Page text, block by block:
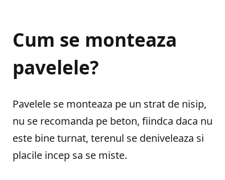
Cum se monteaza
pavelele?
Pavelele se monteaza pe un strat de nisip,
nu se recomanda pe beton, fiindca daca nu
este bine turnat, terenul se deniveleaza si
placile incep sa se miste.